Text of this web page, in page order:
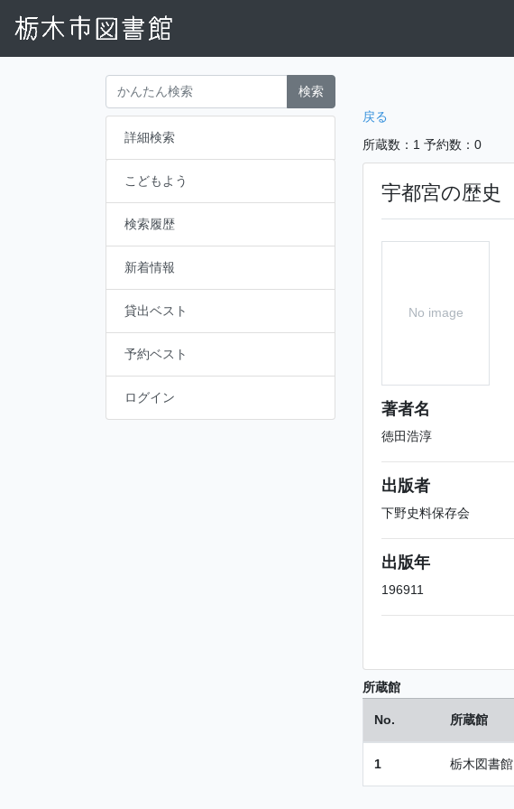
検索
詳細検索
こどもよう
検索履歴
新着情報
貸出ベスト
予約ベスト
ログイン
戻る
所蔵数：1 予約数：0
宇都宮の歴史
No image
著者名
徳田浩淳
出版者
下野史料保存会
出版年
196911
所蔵館
No. 所蔵館
1 栃木図書館